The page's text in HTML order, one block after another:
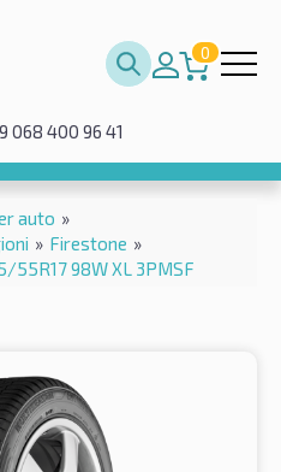
0
068 400 96 41
auto »
» Firestone »
55R17 98W XL 3PMSF